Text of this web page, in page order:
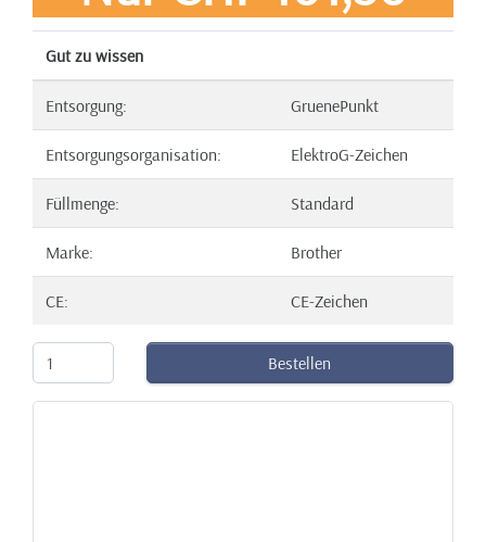
Gut zu wissen
Entsorgung: GruenePunkt
Entsorgungsorganisation: ElektroG-Zeichen
Füllmenge: Standard
Marke: Brother
CE: CE-Zeichen
Bestellen